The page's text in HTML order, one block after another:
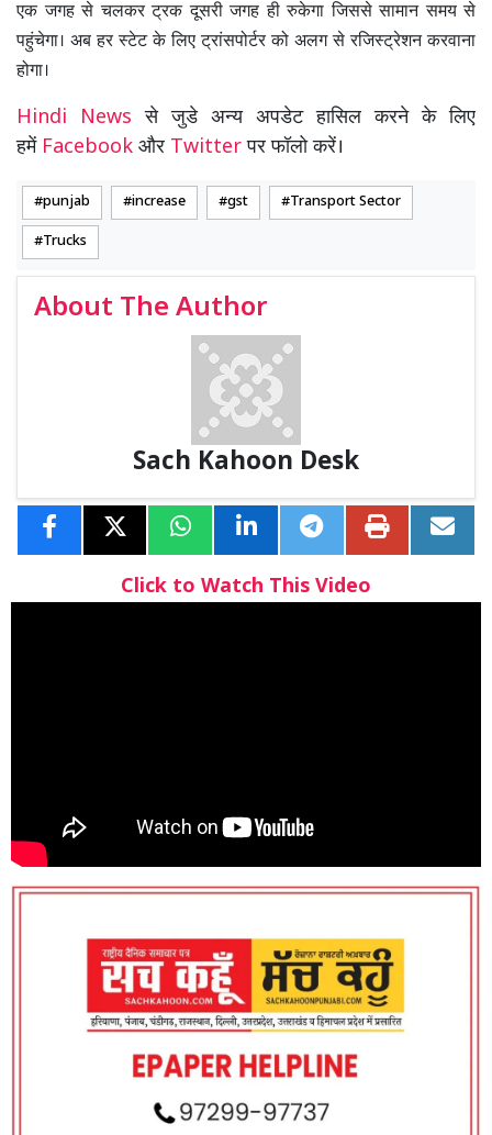
एक जगह से चलकर ट्रक दूसरी जगह ही रुकेगा जिससे सामान समय से
पहुंचेगा। अब हर स्टेट के लिए ट्रांसपोर्टर को अलग से रजिस्ट्रेशन करवाना
होगा।
Hindi Newsसे जुडे अन्य अपडेट हासिल करने के लिए
हमें Facebook और Twitterपर फॉलो करें।
punjab increase gst Transport Sector
Trucks
About The Author
Sach Kahoon Desk
Click to Watch This Video